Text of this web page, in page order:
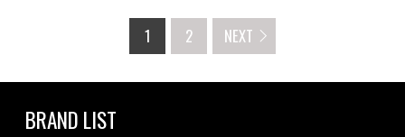
1 2 NEXT
BRAND LIST